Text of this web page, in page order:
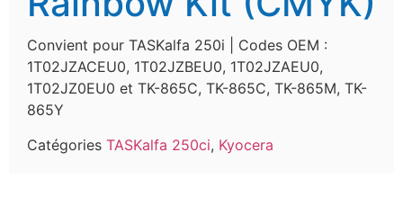
Convient pour TASKalfa 250i | Codes OEM :
1T02JZACEU0, 1T02JZBEU0, 1T02JZAEU0,
1T02JZ0EU0 et TK-865C, TK-865C, TK-865M, TK-
865Y
Catégories TASKalfa 250ci, Kyocera